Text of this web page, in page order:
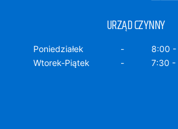
URZĄD CZYNNY
Poniedziałek
8:00 -
Wtorek-Piątek
7:30 -